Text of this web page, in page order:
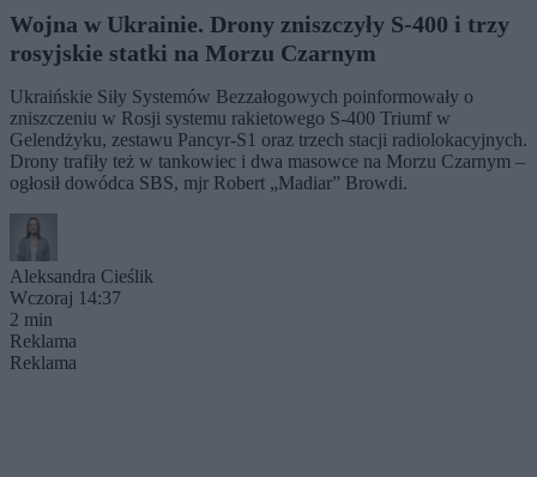
Wojna w Ukrainie. Drony zniszczyły S-400 i trzy
rosyjskie statki na Morzu Czarnym
Ukraińskie Siły Systemów Bezzałogowych poinformowały o
zniszczeniu w Rosji systemu rakietowego S-400 Triumf w
Gelendżyku, zestawu Pancyr-S1 oraz trzech stacji radiolokacyjnych.
Drony trafiły też w tankowiec i dwa masowce na Morzu Czarnym –
ogłosił dowódca SBS, mjr Robert „Madiar” Browdi.
Aleksandra Cieślik
Wczoraj 14:37
2 min
Reklama
Reklama